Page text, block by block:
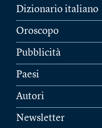
Dizionario italiano
Oroscopo
Pubblicità
Paesi
Autori
Newsletter